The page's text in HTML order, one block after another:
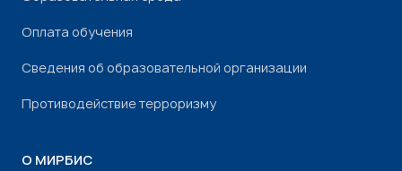
Оплата обучения
Сведения об образовательной организации
Противодействие терроризму
О МИРБИС